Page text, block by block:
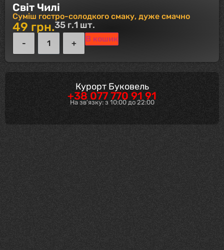
Світ Чилі
Суміш гостро-солодкого смаку, дуже смачно
49 грн.35 г.1 шт.
В кошик
Курорт Буковель
+38 077 770 91 91
На зв'язку: з 10:00 до 22:00